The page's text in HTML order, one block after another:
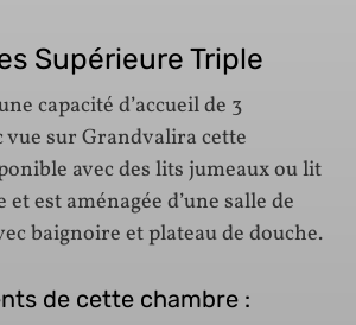
Supérieure Triple
capacité d’accueil de 3
vue sur Grandvalira cette
avec des lits jumeaux ou lit
est aménagée d’une salle de
baignoire et plateau de douche.
de cette chambre :